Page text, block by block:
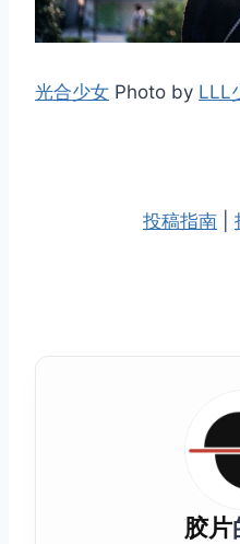
光合少女 Photo by LLL
投稿指南
胶片